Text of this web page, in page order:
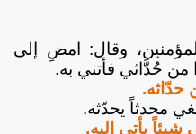
وقال: امضِ إلى
من حُدَّاثي فأتني به.
حدّاثه.
محدثاً يحدّثه.
يأتي إليه.